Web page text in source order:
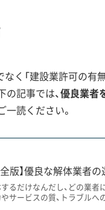
区では、配管の密度が
礎工事でこれらの配
なれば、莫大な損害
上を通って踏み抜い
工事をする場合は、
く「建設業許可の有
記事では、優良業者
読ください。
全版】優良な解体業者
るだけなんだし、どの業者
サービスの質、トラブル